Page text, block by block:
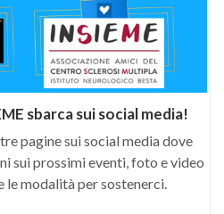
sbarca sui social media!
pagine sui social media dove
sui prossimi eventi, foto e video
modalità per sostenerci.